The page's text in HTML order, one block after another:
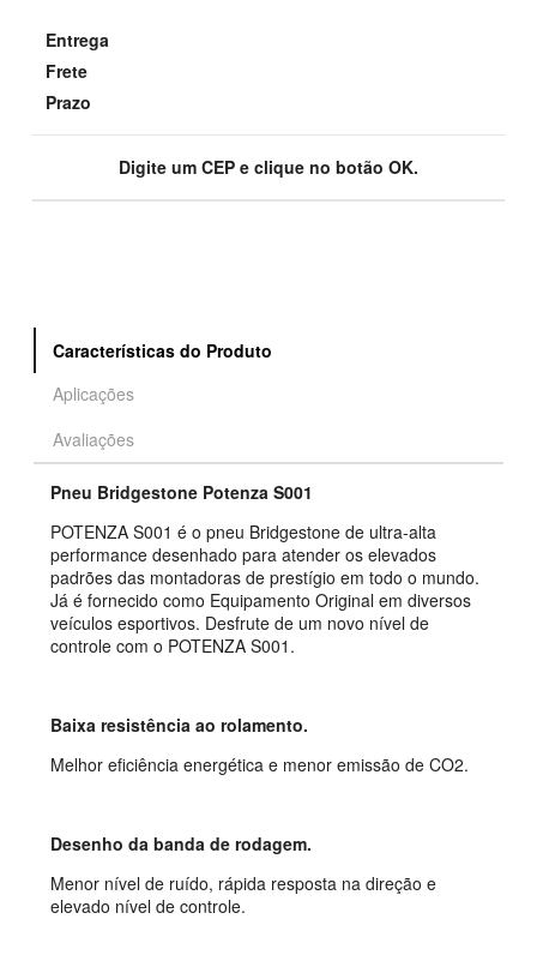
Entrega
Frete
Prazo
Digite um CEP e clique no botão OK.
Características do Produto
Aplicações
Avaliações
Pneu Bridgestone Potenza S001
POTENZA S001 é o pneu Bridgestone de ultra-alta
performance desenhado para atender os elevados
padrões das montadoras de prestígio em todo o mundo.
Já é fornecido como Equipamento Original em diversos
veículos esportivos. Desfrute de um novo nível de
controle com o POTENZA S001.
Baixa resistência ao rolamento.
Melhor eficiência energética e menor emissão de CO2.
Desenho da banda de rodagem.
Menor nível de ruído, rápida resposta na direção e
elevado nível de controle.